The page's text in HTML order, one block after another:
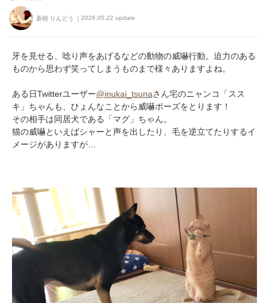
蒼樹 りんどう 2026.05.22 update
牙を見せる、唸り声をあげるなどの動物の威嚇行動。迫力のある
ものから思わず笑ってしまうものまで様々ありますよね。
ある日Twitterユーザー@inukai_tsunaさん宅のニャンコ「スス
キ」ちゃんも、ひょんなことから威嚇ポーズをとります！
その相手は同居犬である「マグ」ちゃん。
猫の威嚇といえばシャーと声を出したり、毛を逆立てたりするイ
メージがありますが…